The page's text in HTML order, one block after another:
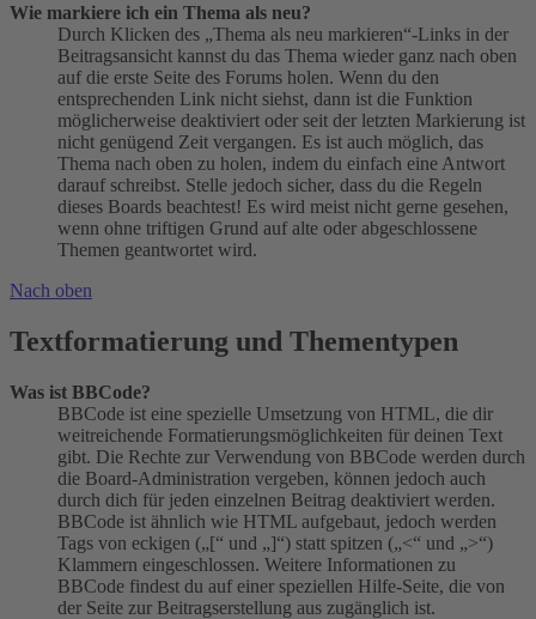
Wie markiere ich ein Thema als neu?
Durch Klicken des „Thema als neu markieren“-Links in der
Beitragsansicht kannst du das Thema wieder ganz nach oben
auf die erste Seite des Forums holen. Wenn du den
entsprechenden Link nicht siehst, dann ist die Funktion
möglicherweise deaktiviert oder seit der letzten Markierung ist
nicht genügend Zeit vergangen. Es ist auch möglich, das
Thema nach oben zu holen, indem du einfach eine Antwort
darauf schreibst. Stelle jedoch sicher, dass du die Regeln
dieses Boards beachtest! Es wird meist nicht gerne gesehen,
wenn ohne triftigen Grund auf alte oder abgeschlossene
Themen geantwortet wird.
Nach oben
Textformatierung und Thementypen
Was ist BBCode?
BBCode ist eine spezielle Umsetzung von HTML, die dir
weitreichende Formatierungsmöglichkeiten für deinen Text
gibt. Die Rechte zur Verwendung von BBCode werden durch
die Board-Administration vergeben, können jedoch auch
durch dich für jeden einzelnen Beitrag deaktiviert werden.
BBCode ist ähnlich wie HTML aufgebaut, jedoch werden
Tags von eckigen („[“ und „]“) statt spitzen („<“ und „>“)
Klammern eingeschlossen. Weitere Informationen zu
BBCode findest du auf einer speziellen Hilfe-Seite, die von
der Seite zur Beitragserstellung aus zugänglich ist.